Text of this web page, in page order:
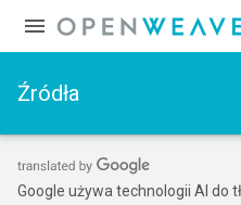
Źródła
Google używa technologii AI do